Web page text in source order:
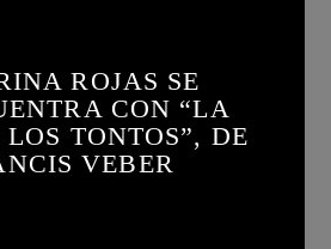
ROJAS SE
CON “LA
TONTOS”, DE
VEBER